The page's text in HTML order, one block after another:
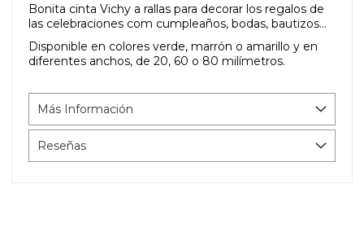
Bonita cinta Vichy a rallas para decorar los regalos de
las celebraciones com cumpleaños, bodas, bautizos...
Disponible en colores verde, marrón o amarillo y en
diferentes anchos, de 20, 60 o 80 milímetros.
Más Información
Reseñas